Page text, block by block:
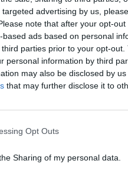
advertising by us,
note that after your opt-
ads based on personal
parties prior to your opt-
personal information by third
may also be disclosed by
that may further disclose it to
Opt Outs
Sharing of my personal data.